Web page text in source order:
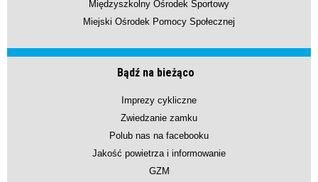
Międzyszkolny Ośrodek Sportowy
Miejski Ośrodek Pomocy Społecznej
Bądź na bieżąco
Imprezy cykliczne
Zwiedzanie zamku
Polub nas na facebooku
Jakość powietrza i informowanie
GZM